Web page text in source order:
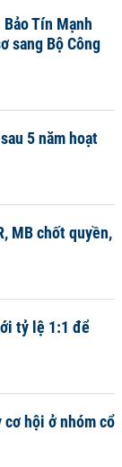
Tín Mạnh
sang Bộ Công
5 năm hoạt
MB chốt quyền,
tỷ lệ 1:1 để
cơ hội ở nhóm cổ